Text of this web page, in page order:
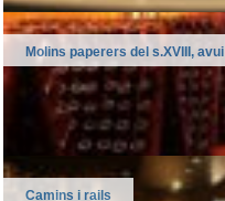
Molins paperers del s.XVIII, avui
Camins i rails